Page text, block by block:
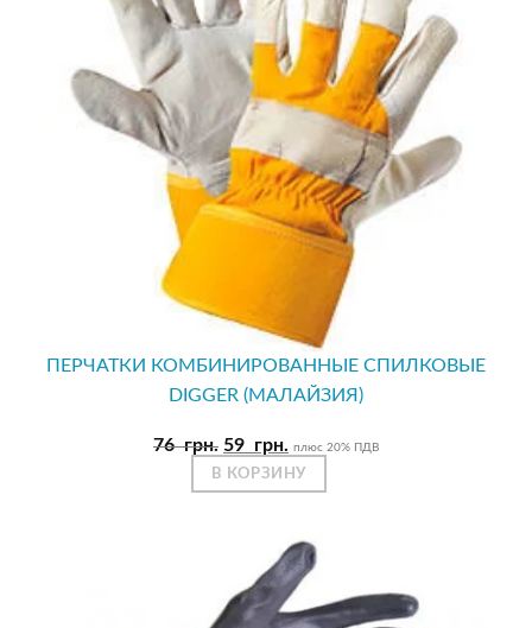
ПЕРЧАТКИ КОМБИНИРОВАННЫЕ СПИЛКОВЫЕ
DIGGER (МАЛАЙЗИЯ)
76грн. Первоначальная
цена
составляла
59 грн. Текущая
цена:
59
плюс 20% ПДВ
В КОРЗИНУ